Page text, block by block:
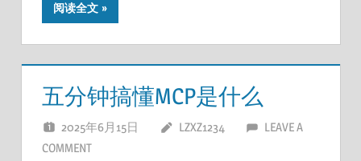
阅读全文
五分钟搞懂MCP是什么
2025年6月15日 LZXZ1234
LEAVE A
COMMENT